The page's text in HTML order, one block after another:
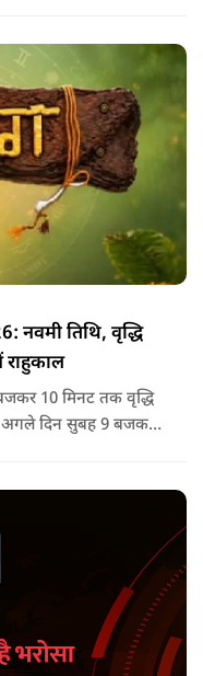
तिथि, वृद्धि
10 मिनट तक वृद्धि
अगले दिन सुबह 9 बजकर